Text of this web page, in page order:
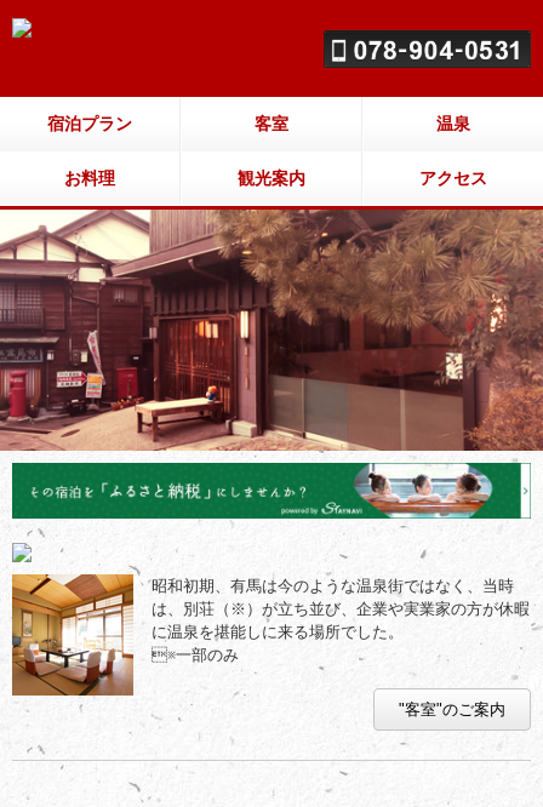
宿泊プラン 客室 温泉
お料理 観光案内 アクセス
昭和初期、有馬は今のような温泉街ではなく、当時
は、別荘（※）が立ち並び、企業や実業家の方が休暇
に温泉を堪能しに来る場所でした。
※一部のみ
"客室"のご案内